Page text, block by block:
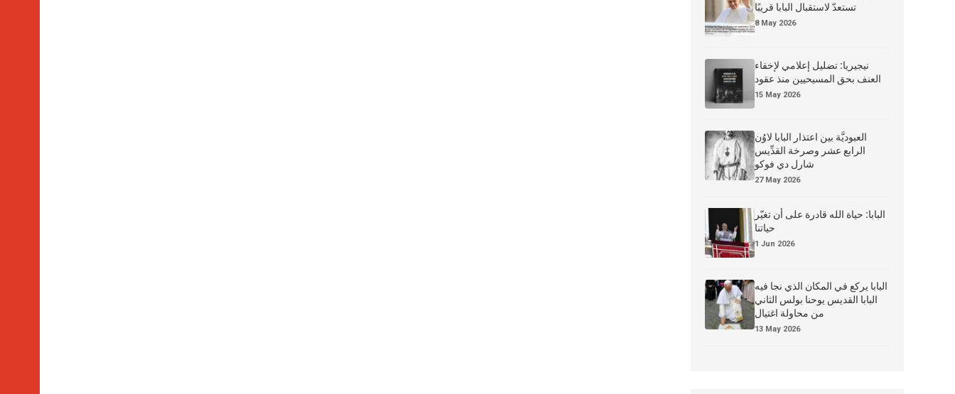
تستعدّ لاستقبال البابا قريبًا
8 May 2026
نيجيريا: تضليل إعلامي لإخفاء
العنف بحق المسيحيين منذ عقود
15 May 2026
العبوديَّة بين اعتذار البابا لاوُن
الرابع عشر وصرخة القدِّيس
شارل دي فوكو
27 May 2026
البابا: حياة الله قادرة على أن تغيّر
حياتنا
1 Jun 2026
البابا يركع في المكان الذي نجا فيه
البابا القديس يوحنا بولس الثاني
من محاولة اغتيال
13 May 2026